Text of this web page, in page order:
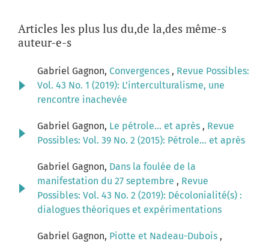
Articles les plus lus du,de la,des même-s
auteur-e-s
Gabriel Gagnon, Convergences , Revue Possibles:
Vol. 43 No. 1 (2019): L’interculturalisme, une
rencontre inachevée
Gabriel Gagnon, Le pétrole... et après , Revue
Possibles: Vol. 39 No. 2 (2015): Pétrole... et après
Gabriel Gagnon, Dans la foulée de la
manifestation du 27 septembre , Revue
Possibles: Vol. 43 No. 2 (2019): Décolonialité(s) :
dialogues théoriques et expérimentations
Gabriel Gagnon, Piotte et Nadeau-Dubois ,